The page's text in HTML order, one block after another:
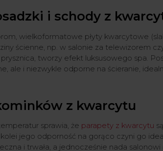
i schody z
wielkoformatowe płyty kwarcytowe
ścienne, np. w salonie za telewizorem
tworzy efekt luksusowego spa.
ale i niezwykle odporne na ścieranie,
z kwarcytu
sprawia, że parapety z kwarcytu
jego odporność na gorąco czyni go
i trwała, a jednocześnie nada